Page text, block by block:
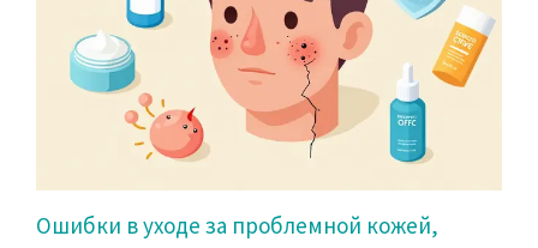
Ошибки в уходе за проблемной кожей,